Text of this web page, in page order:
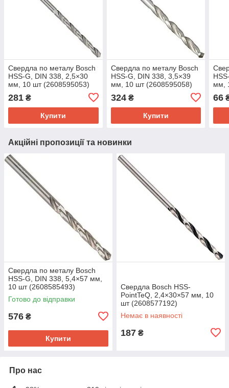
Свердла по металу Bosch
HSS-G, DIN 338, 2,5×30
мм, 10 шт (2608595053)
281 ₴
Купити
Свердла по металу Bosch
HSS-G, DIN 338, 3,5×39
мм, 10 шт (2608595058)
324₴
Купити
мм,
66
Акційні пропозиції та новинки
Свердла по металу Bosch
HSS-G, DIN 338, 5,4×57 мм,
10 шт (2608585493)
Готово до відправки
576 ₴
Купити
Свердла Bosch HSS-
PointTeQ, 2,4×30×57 мм, 10
шт (2608577192)
Немає в наявності
187 ₴
Про нас